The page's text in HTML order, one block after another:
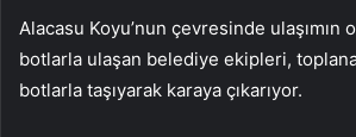
Alacasu Koyu’nun çevresinde ulaşımın
botlarla ulaşan belediye ekipleri,
botlarla taşıyarak karaya çıkarıyor.